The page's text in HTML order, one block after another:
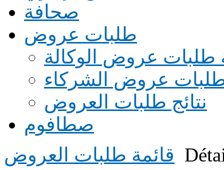
صحافة
طلبات عروض
طلبات عروض الوكالة
طلبات عروض الشركاء
نتائج طلبات العروض
صطافوم
قائمة طلبات العروض